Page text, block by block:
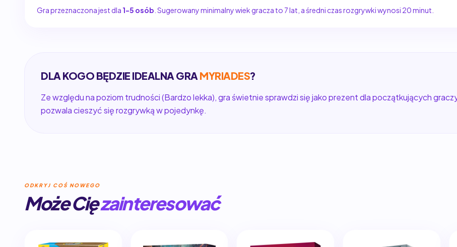
Gra przeznaczona jest dla 1-5 osób . Sugerowany minimalny wiek gracza to 7 lat, a średni czas rozgrywki wynosi 20 minut.
DLA KOGO BĘDZIE IDEALNA GRA MYRIADES?
Ze względu na poziom trudności (Bardzo lekka), gra świetnie sprawdzi się jako prezent dla początkujących
pozwala cieszyć się rozgrywką w pojedynkę.
ODKRYJ COŚ NOWEGO
Może Cięzainteresować